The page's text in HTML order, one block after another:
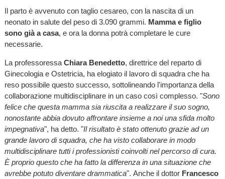
Il parto è avvenuto con taglio cesareo, con la nascita di un
neonato in salute del peso di 3.090 grammi. Mamma e figlio
sono già a casa, e ora la donna potrà completare le cure
necessarie.
La professoressa Chiara Benedetto, direttrice del reparto di
Ginecologia e Ostetricia, ha elogiato il lavoro di squadra che ha
reso possibile questo successo, sottolineando l'importanza della
collaborazione multidisciplinare in un caso così complesso. "Sono
felice che questa mamma sia riuscita a realizzare il suo sogno,
nonostante abbia dovuto affrontare insieme a noi una sfida molto
impegnativa", ha detto. "Il risultato è stato ottenuto grazie ad un
grande lavoro di squadra, che ha visto collaborare in modo
multidisciplinare tutti i professionisti coinvolti nel percorso di cura.
È proprio questo che ha fatto la differenza in una situazione che
avrebbe potuto diventare drammatica". Anche il dottor Francesco